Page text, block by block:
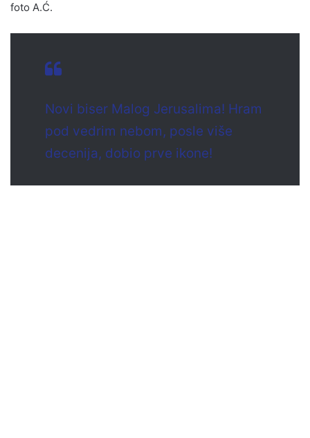
foto A.Ć.
Novi biser Malog Jerusalima! Hram
pod vedrim nebom, posle više
decenija, dobio prve ikone!